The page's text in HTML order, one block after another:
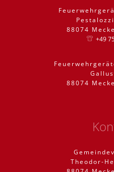
88074
+49
88074
Theodor-